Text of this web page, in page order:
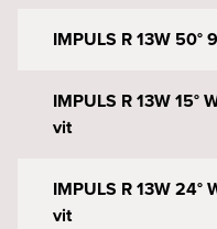
IMPULS R 13W 50°
IMPULS R 13W 15°
vit
IMPULS R 13W 24°
vit